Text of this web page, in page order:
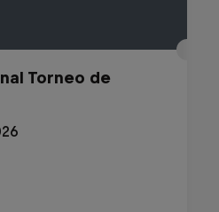
Torneo de